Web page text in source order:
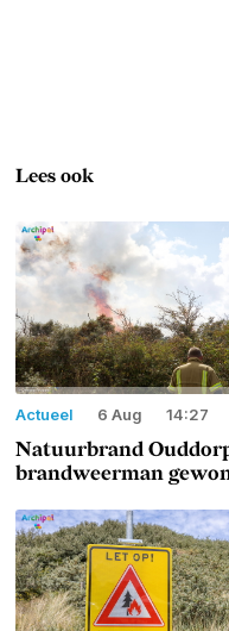
Lees ook
Actueel 6 Aug 14:27
Natuurbrand
brandweerman